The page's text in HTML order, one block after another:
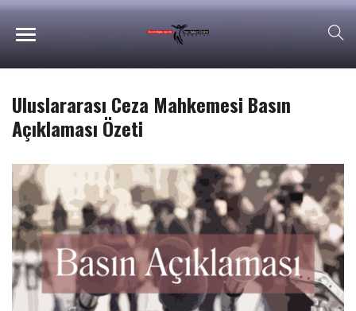
Uluslararası Ceza Mahkemesi Basın
Açıklaması Özeti